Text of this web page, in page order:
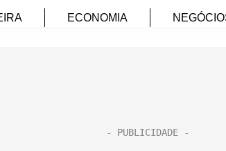
ECONOMIA